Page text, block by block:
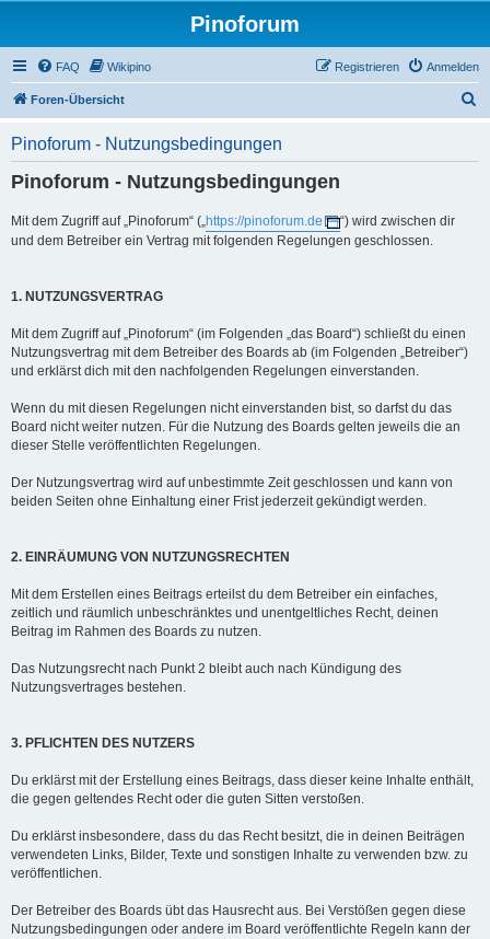
Pinoforum
FAQ Wikipino Anmelden
Registrieren
Foren-Übersicht
Pinoforum - Nutzungsbedingungen
Pinoforum - Nutzungsbedingungen
Mit dem Zugriff auf „Pinoforum“ („https://pinoforum.de
“) wird zwischen dir
und dem Betreiber ein Vertrag mit folgenden Regelungen geschlossen.
1. NUTZUNGSVERTRAG
Mit dem Zugriff auf „Pinoforum“ (im Folgenden „das Board“) schließt du einen
Nutzungsvertrag mit dem Betreiber des Boards ab (im Folgenden „Betreiber“)
und erklärst dich mit den nachfolgenden Regelungen einverstanden.
Wenn du mit diesen Regelungen nicht einverstanden bist, so darfst du das
Board nicht weiter nutzen. Für die Nutzung des Boards gelten jeweils die an
dieser Stelle veröffentlichten Regelungen.
Der Nutzungsvertrag wird auf unbestimmte Zeit geschlossen und kann von
beiden Seiten ohne Einhaltung einer Frist jederzeit gekündigt werden.
2. EINRÄUMUNG VON NUTZUNGSRECHTEN
Mit dem Erstellen eines Beitrags erteilst du dem Betreiber ein einfaches,
zeitlich und räumlich unbeschränktes und unentgeltliches Recht, deinen
Beitrag im Rahmen des Boards zu nutzen.
Das Nutzungsrecht nach Punkt 2 bleibt auch nach Kündigung des
Nutzungsvertrages bestehen.
3. PFLICHTEN DES NUTZERS
Du erklärst mit der Erstellung eines Beitrags, dass dieser keine Inhalte enthält,
die gegen geltendes Recht oder die guten Sitten verstoßen.
Du erklärst insbesondere, dass du das Recht besitzt, die in deinen Beiträgen
verwendeten Links, Bilder, Texte und sonstigen Inhalte zu verwenden bzw. zu
veröffentlichen.
Der Betreiber des Boards übt das Hausrecht aus. Bei Verstößen gegen diese
Nutzungsbedingungen oder andere im Board veröffentlichte Regeln kann der